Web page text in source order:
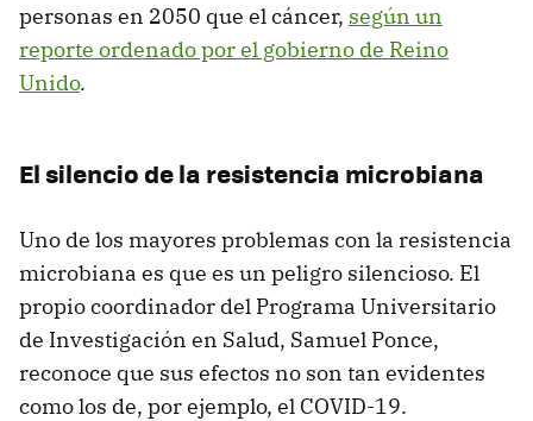
personas en 2050 que el cáncer, según un
reporte ordenado por el gobierno de Reino
Unido.
El silencio de la resistencia microbiana
Uno de los mayores problemas con la resistencia
microbiana es que es un peligro silencioso. El
propio coordinador del Programa Universitario
de Investigación en Salud, Samuel Ponce,
reconoce que sus efectos no son tan evidentes
como los de, por ejemplo, el COVID-19.